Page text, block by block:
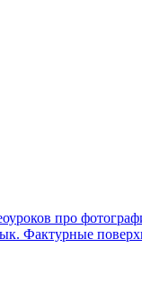
про
Фактурные